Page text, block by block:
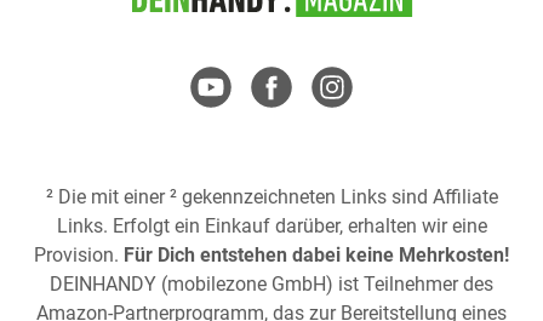
² Die mit einer ² gekennzeichneten Links sind Affiliate
Links. Erfolgt ein Einkauf darüber, erhalten wir eine
Provision. Für Dich entstehen dabei keine Mehrkosten!
DEINHANDY (mobilezone GmbH) ist Teilnehmer des
Amazon-Partnerprogramm, das zur Bereitstellung eines